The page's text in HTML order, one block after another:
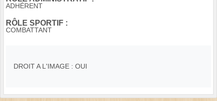
ADHÉRENT
RÔLE SPORTIF :
COMBATTANT
DROIT A L'IMAGE : OUI